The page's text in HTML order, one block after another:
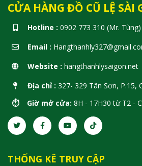
CỬA HÀNG ĐỒ CŨ LỆ SÀI
Hotline : 0902 773 310 (Mr. Tùng)
Email :
Website : hangthanhlysaigon.net
Địa chỉ : 327- 329 Tân Sơn, P.15,
⏱️ Giờ mở cửa: 8H - 17H30 từ T2 -
THỐNG KÊ TRUY CẬP